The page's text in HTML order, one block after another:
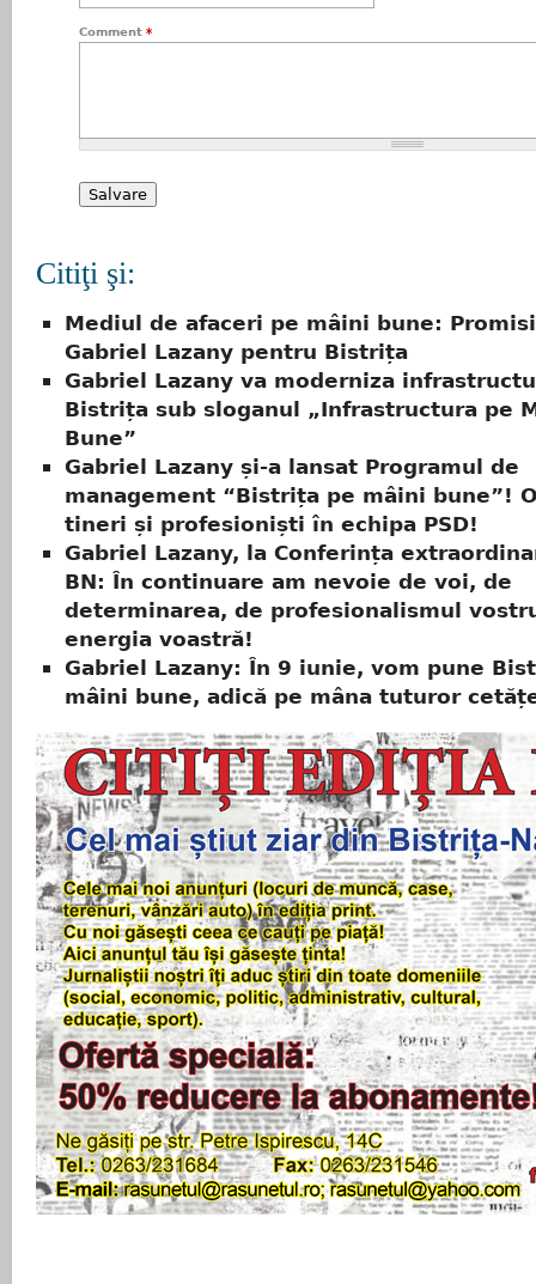
Comment *
Citiţi şi:
Mediul de afaceri pe mâini bune:
Gabriel Lazany pentru Bistrița
Gabriel Lazany va moderniza
Bistrița sub sloganul „Infrastructura pe
Bune”
Gabriel Lazany și-a lansat Programul de
management “Bistrița pe mâini bune”!
tineri și profesioniști în echipa PSD!
Gabriel Lazany, la Conferința
BN: În continuare am nevoie de voi, de
determinarea, de profesionalismul
energia voastră!
Gabriel Lazany: În 9 iunie, vom pune
mâini bune, adică pe mâna tuturor